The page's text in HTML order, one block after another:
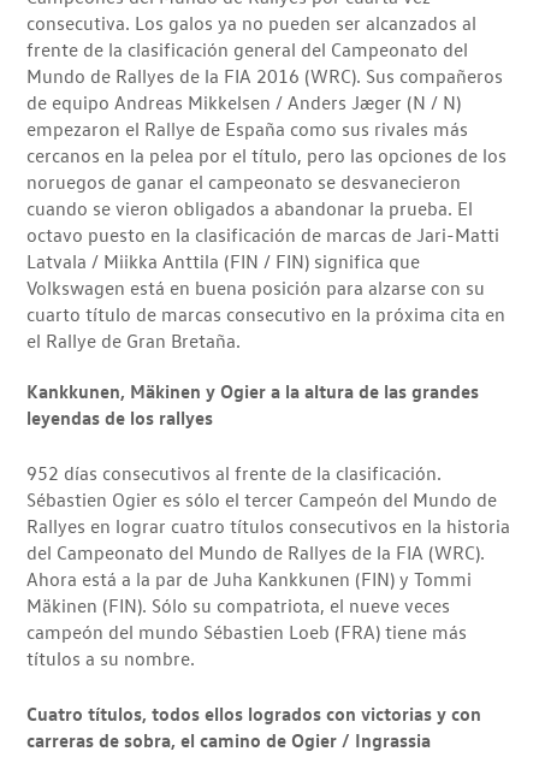
consecutiva. Los galos ya no pueden ser alcanzados al
frente de la clasificación general del Campeonato del
Mundo de Rallyes de la FIA 2016 (WRC). Sus compañeros
de equipo Andreas Mikkelsen / Anders Jæger (N / N)
empezaron el Rallye de España como sus rivales más
cercanos en la pelea por el título, pero las opciones de los
noruegos de ganar el campeonato se desvanecieron
cuando se vieron obligados a abandonar la prueba. El
octavo puesto en la clasificación de marcas de Jari-Matti
Latvala / Miikka Anttila (FIN / FIN) significa que
Volkswagen está en buena posición para alzarse con su
cuarto título de marcas consecutivo en la próxima cita en
el Rallye de Gran Bretaña.
Kankkunen, Mäkinen y Ogier a la altura de las grandes
leyendas de los rallyes
952 días consecutivos al frente de la clasificación.
Sébastien Ogier es sólo el tercer Campeón del Mundo de
Rallyes en lograr cuatro títulos consecutivos en la historia
del Campeonato del Mundo de Rallyes de la FIA (WRC).
Ahora está a la par de Juha Kankkunen (FIN) y Tommi
Mäkinen (FIN). Sólo su compatriota, el nueve veces
campeón del mundo Sébastien Loeb (FRA) tiene más
títulos a su nombre.
Cuatro títulos, todos ellos logrados con victorias y con
carreras de sobra, el camino de Ogier / Ingrassia